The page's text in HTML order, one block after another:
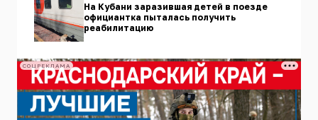
На Кубани заразившая детей в поезде
официантка пыталась получить
реабилитацию
СОЦРЕКЛАМА